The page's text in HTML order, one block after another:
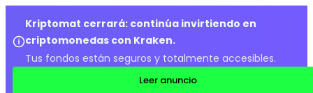
Kriptomat cerrará: continúa invirtiendo en
criptomonedas con Kraken.
Tus fondos están seguros y totalmente accesibles.
Leer anuncio